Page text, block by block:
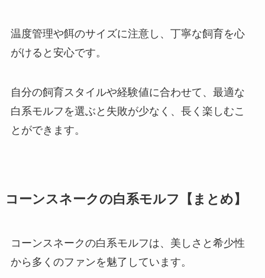
温度管理や餌のサイズに注意し、丁寧な飼育を心
がけると安心です。
自分の飼育スタイルや経験値に合わせて、最適な
白系モルフを選ぶと失敗が少なく、長く楽しむこ
とができます。
コーンスネークの白系モルフ【まとめ】
コーンスネークの白系モルフは、美しさと希少性
から多くのファンを魅了しています。